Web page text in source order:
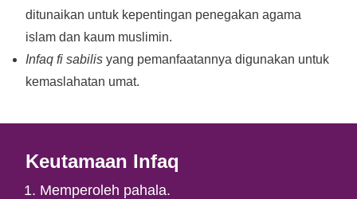
ditunaikan untuk kepentingan penegakan agama
islam dan kaum muslimin.
Infaq fi sabilis yang pemanfaatannya digunakan untuk
kemaslahatan umat.
Keutamaan Infaq
Memperoleh pahala.